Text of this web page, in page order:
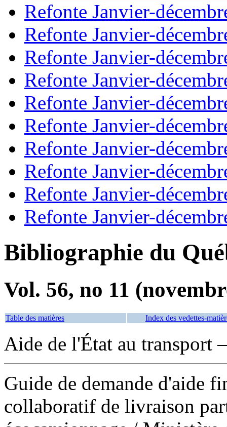
Refonte Janvier-
Refonte Janvier-
Refonte Janvier-
Refonte Janvier-
Refonte Janvier-
Refonte Janvier-
Refonte Janvier-
Refonte Janvier-
Refonte Janvier-
Refonte Janvier-
Bibliographie du
Vol. 56, no 11
Table des matières Index des vedettes-
Aide de l'État au transport
Guide de demande d'aide
collaboratif de livraison